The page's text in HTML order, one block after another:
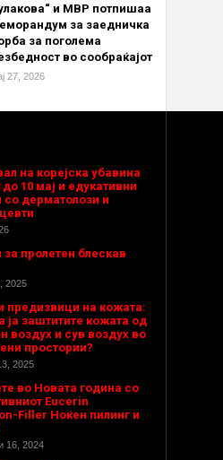
и МВР потпишаа
за заедничка
за поголема
во сообраќајот
27, 2026
на корејска убавина
до 10 мај и едукативни
со дерматолози и
за пролетен блескав
2025
предизвици на кожата:
ја заштитите кожата од
воздух и сув воздух во
простории?
2025
во Новата година со
Eucerin
Filler Ноќен пилинг и
16, 2024